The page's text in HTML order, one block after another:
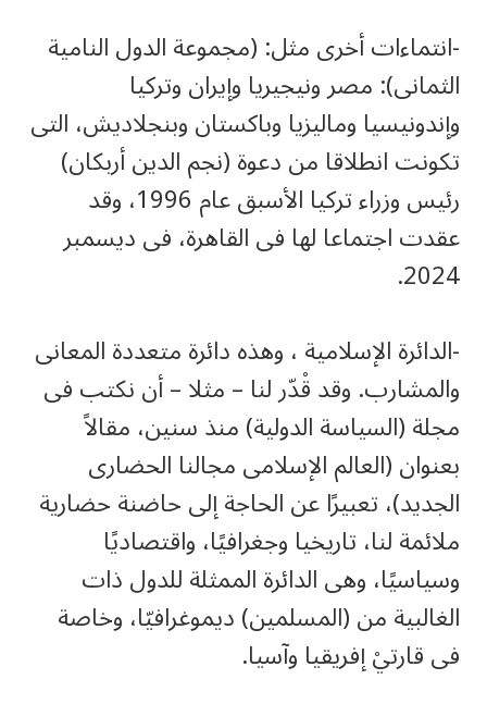
-انتماءات أخرى مثل: (مجموعة الدول النامية
الثمانى): مصر ونيجيريا وإيران وتركيا
وإندونيسيا وماليزيا وباكستان وبنجلاديش، التى
تكونت انطلاقا من دعوة (نجم الدين أربكان)
رئيس وزراء تركيا الأسبق عام 1996، وقد
عقدت اجتماعا لها فى القاهرة، فى ديسمبر
2024.
-الدائرة الإسلامية ، وهذه دائرة متعددة المعانى
والمشارب. وقد قْدّر لنا – مثلا – أن نكتب فى
مجلة (السياسة الدولية) منذ سنين، مقالاً
بعنوان (العالم الإسلامى مجالنا الحضارى
الجديد)، تعبيرًا عن الحاجة إلى حاضنة حضارية
ملائمة لنا، تاريخيا وجغرافيًا، واقتصاديًا
وسياسيًا، وهى الدائرة الممثلة للدول ذات
الغالبية من (المسلمين) ديموغرافيّا، وخاصة
فى قارتيْ إفريقيا وآسيا.